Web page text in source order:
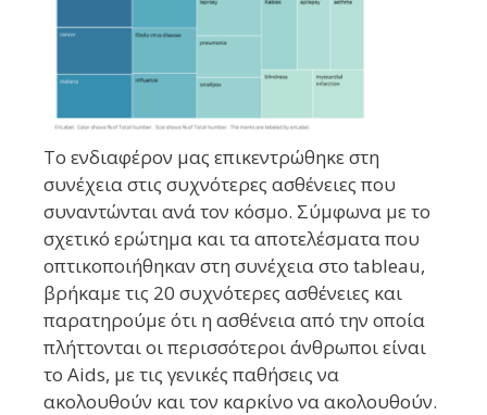
Το ενδιαφέρον μας επικεντρώθηκε στη
συνέχεια στις συχνότερες ασθένειες που
συναντώνται ανά τον κόσμο. Σύμφωνα με το
σχετικό ερώτημα και τα αποτελέσματα που
οπτικοποιήθηκαν στη συνέχεια στο tableau,
βρήκαμε τις 20 συχνότερες ασθένειες και
παρατηρούμε ότι η ασθένεια από την οποία
πλήττονται οι περισσότεροι άνθρωποι είναι
το Aids, με τις γενικές παθήσεις να
ακολουθούν και τον καρκίνο να ακολουθούν.